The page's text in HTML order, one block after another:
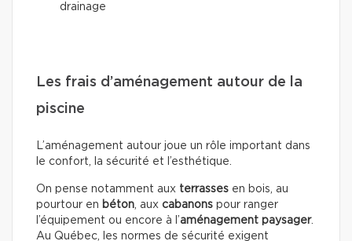
drainage
Les frais d’aménagement autour de la
piscine
L’aménagement autour joue un rôle important dans
le confort, la sécurité et l’esthétique.
On pense notamment aux terrasses en bois, au
pourtour en béton, aux cabanons pour ranger
l’équipement ou encore à l’aménagement paysager.
Au Québec, les normes de sécurité exigent